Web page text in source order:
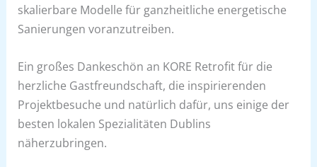
skalierbare Modelle für ganzheitliche energetische
Sanierungen voranzutreiben.
Ein großes Dankeschön an KORE Retrofit für die
herzliche Gastfreundschaft, die inspirierenden
Projektbesuche und natürlich dafür, uns einige der
besten lokalen Spezialitäten Dublins
näherzubringen.